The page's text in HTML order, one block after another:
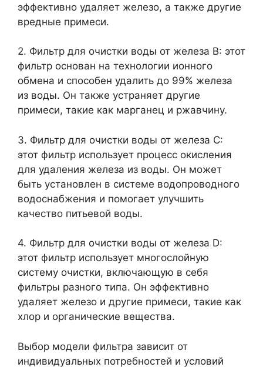
эффективно удаляет железо, а также другие
вредные примеси.
2. Фильтр для очистки воды от железа B: этот
фильтр основан на технологии ионного
обмена и способен удалить до 99% железа
из воды. Он также устраняет другие
примеси, такие как марганец и ржавчину.
3. Фильтр для очистки воды от железа C:
этот фильтр использует процесс окисления
для удаления железа из воды. Он может
быть установлен в системе водопроводного
водоснабжения и помогает улучшить
качество питьевой воды.
4. Фильтр для очистки воды от железа D:
этот фильтр использует многослойную
систему очистки, включающую в себя
фильтры разного типа. Он эффективно
удаляет железо и другие примеси, такие как
хлор и органические вещества.
Выбор модели фильтра зависит от
индивидуальных потребностей и условий